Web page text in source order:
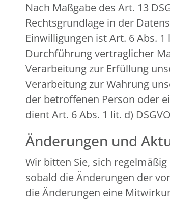
Nach Maßgabe des Art. 13
Rechtsgrundlage in der
Einwilligungen ist Art. 6 Abs.
Durchführung vertraglicher
Verarbeitung zur Erfüllung
Verarbeitung zur Wahrung
der betroffenen Person oder
dient Art. 6 Abs. 1 lit. d)
Änderungen und
Wir bitten Sie, sich
sobald die Änderungen der
die Änderungen eine